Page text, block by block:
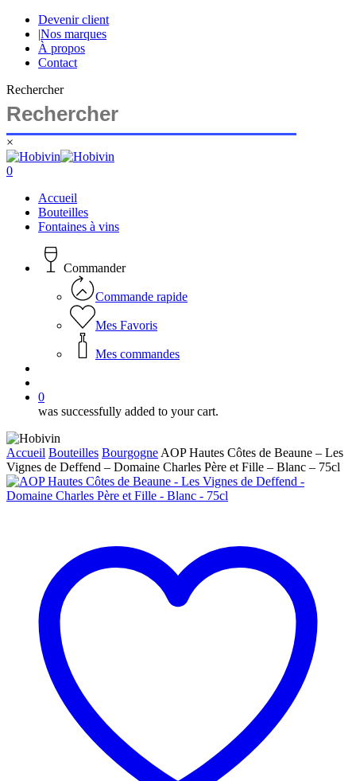
Skip
main
content
Devenir client
|Nos marques
À propos
Contact
Rechercher
×
Close
Search
search
account
0
Accueil
Bouteilles
Fontaines à vins
Commander
Commande rapide
Mes Favoris
Mes commandes
0
was successfully added to your cart.
Accueil Bouteilles Bourgogne AOP Hautes Côtes de Beaune – Les
Vignes de Deffend – Domaine Charles Père et Fille – Blanc – 75cl